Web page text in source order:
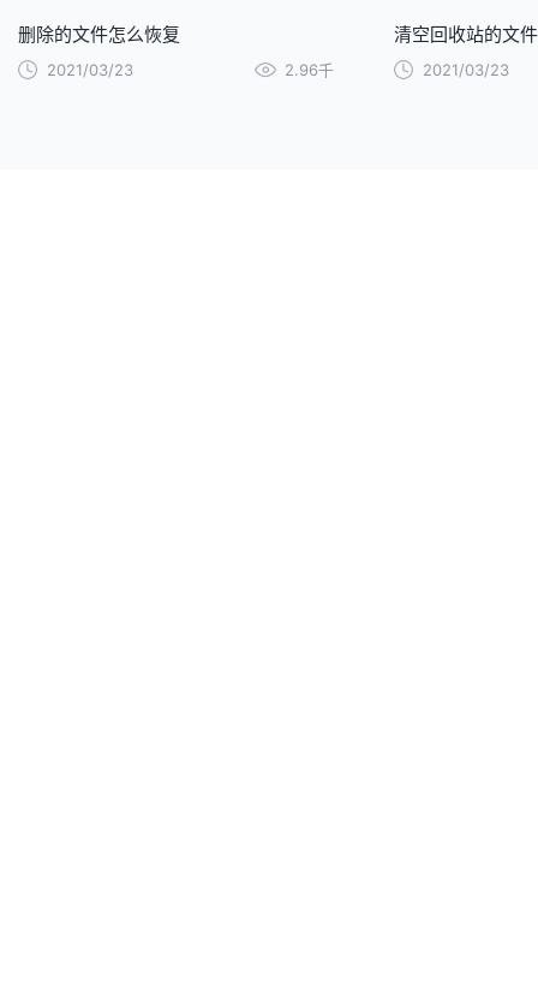
删除的文件怎么恢复
2021/03/23 2.96千
清空回收站的文
2021/03/23